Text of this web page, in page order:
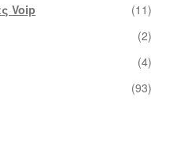
Voip
(11)
(2)
(4)
(93)